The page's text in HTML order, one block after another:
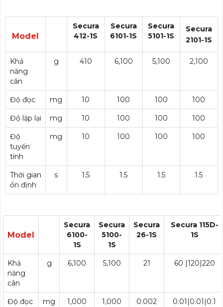
Model
Secura
412-1S
Secura
6101-1S
Secura
5101-1S
Secura
2101-1S
Khả
năng
cân
g 410 6,100 5,100 2,100
Độ đọc mg 10 100 100 100
Độ lặp lại mg 10 100 100 100
Độ
tuyến
tính
mg 10 100 100 100
Thời gian
ổn định
s 1.5 1.5 1.5 1.5
Model
Secura
6100-
1S
Secura
5100-
1S
Secura
26-1S
Secura 115D-
1S
Khả
năng
cân
g 6,100 5,100 21 60 |120|220
Độ đọc mg 1,000 1,000 0.002 0.01|0.01|0.1